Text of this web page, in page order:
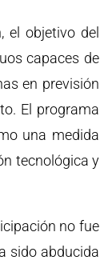
el objetivo del
capaces de
en previsión
El programa
una medida
tecnológica y
no fue
sido abducida